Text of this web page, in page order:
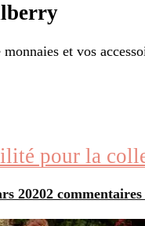
et vos
pour la
20202 commentaires